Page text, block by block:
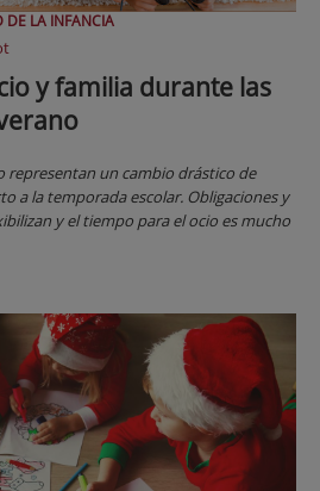
DE LA INFANCIA
y familia durante las
representan un cambio drástico de
a la temporada escolar. Obligaciones y
y el tiempo para el ocio es mucho